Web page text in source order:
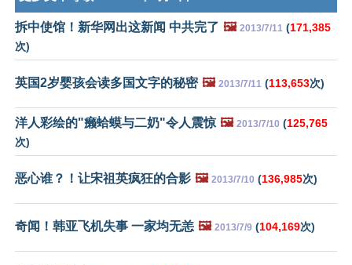
拆中使馆！新华网出这新闻 中共完了 🖼️ 2013/7/11 (171,385
次)
英国2岁婴孩会读多国文字的秘密 🖼️ 2013/7/11 (113,653次)
洋人彩绘的"癞蛤蟆与二奶"令人震惊 🖼️ 2013/7/10 (125,765
次)
恶心谁？！让宋祖英疯狂的合影 🖼️ 2013/7/10 (136,985次)
奇闻！韩亚飞机失事 一家均无恙 🖼️ 2013/7/9 (104,169次)